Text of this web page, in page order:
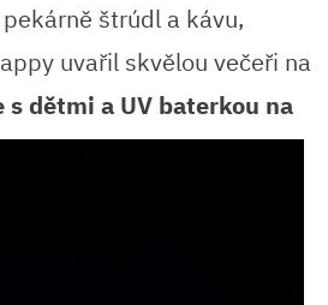
štrúdl a kávu,
uvařil skvělou večeři na
dětmi a UV baterkou na